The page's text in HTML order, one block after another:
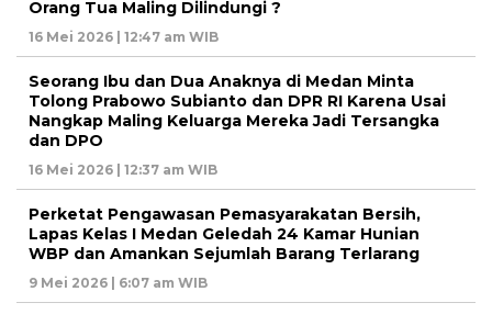
Orang Tua Maling Dilindungi ?
16 Mei 2026 | 12:47 am WIB
Seorang Ibu dan Dua Anaknya di Medan Minta
Tolong Prabowo Subianto dan DPR RI Karena Usai
Nangkap Maling Keluarga Mereka Jadi Tersangka
dan DPO
16 Mei 2026 | 12:37 am WIB
Perketat Pengawasan Pemasyarakatan Bersih,
Lapas Kelas I Medan Geledah 24 Kamar Hunian
WBP dan Amankan Sejumlah Barang Terlarang
9 Mei 2026 | 6:07 am WIB